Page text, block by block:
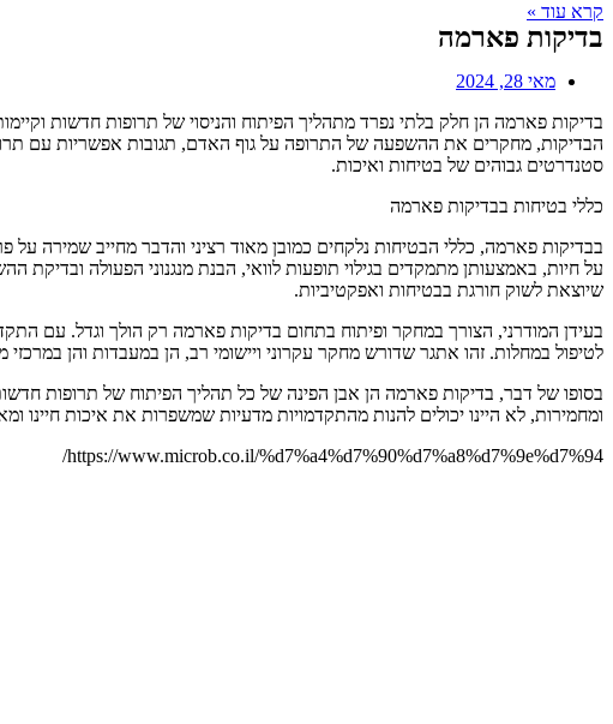
קרא עוד »
בדיקות פארמה
מאי 28, 2024
בדיקות פארמה הן חלק בלתי נפרד מתהליך הפיתוח והניסוי של תרופות חדשות
הבדיקות, מחקרים את ההשפעה של התרופה על גוף האדם, תגובות אפשריות עם
סטנדרטים גבוהים של בטיחות ואיכות.
כללי בטיחות בבדיקות פארמה
בבדיקות פארמה, כללי הבטיחות נלקחים כמובן מאוד רציני והדבר מחייב שמירה על
על חיות, באמצעותן מתמקדים בגילוי תופעות לוואי, הבנת מנגנוני הפעולה
שיוצאת לשוק חורגת בבטיחות ואפקטיביות.
בעידן המודרני, הצורך במחקר ופיתוח בתחום בדיקות פארמה רק הולך וגדל. עם
לטיפול במחלות. זהו אתגר שדורש מחקר עקרוני ויישומי רב, הן במעבדות והן
בסופו של דבר, בדיקות פארמה הן אבן הפינה של כל תהליך הפיתוח של תרופות
ומחמירות, לא היינו יכולים להנות מהתקדמויות מדעיות שמשפרות את איכות חיינו
https://www.microb.co.il/%d7%a4%d7%90%d7%a8%d7%9e%d7%94/